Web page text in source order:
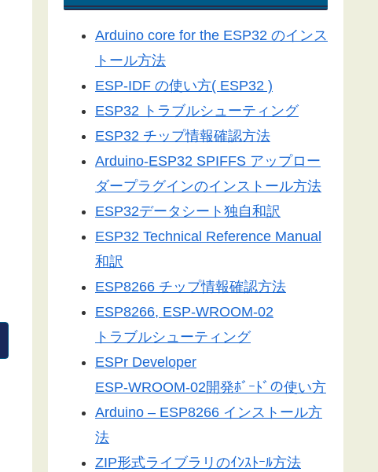
Arduino-ESP8266
LEDドットマトリックス
Server-Sent Events
スマートフォン
3Dプリンター
ライブラリ
工具／測定器
アプリ
ツール
便利グッズ
Arduino core for the ESP32 のインス
トール方法
ESP-IDF の使い方( ESP32 )
ESP32 トラブルシューティング
ESP32 チップ情報確認方法
Arduino-ESP32 SPIFFS アップロー
ダープラグインのインストール方法
ESP32データシート独自和訳
ESP32 Technical Reference Manual
和訳
ESP8266 チップ情報確認方法
ESP8266, ESP-WROOM-02
トラブルシューティング
ESPr Developer
ESP-WROOM-02開発ﾎﾞｰﾄﾞの使い方
Arduino – ESP8266 インストール方
法
ZIP形式ライブラリのｲﾝｽﾄｰﾙ方法